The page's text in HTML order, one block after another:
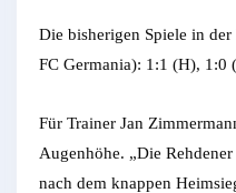
Die bisherigen Spiele in
FC Germania): 1:1 (H),
Für Trainer Jan
Augenhöhe. „Die
nach dem knappen